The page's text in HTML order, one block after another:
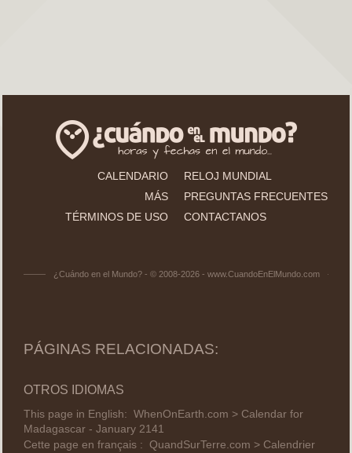
CALENDARIO
RELOJ MUNDIAL
MÁS
PREGUNTAS FRECUENTES
TÉRMINOS DE USO
CONTACTANOS
¿Cuándo en el Mundo? - © 2008-2026 - www.CuandoEnElMundo.com
PÁGINAS RELACIONADAS:
OTROS IDIOMAS
This page in English: WhenOnEarth.com > Calendar for
Madagascar - January 2141
Cette page en français : QuandSurTerre.com > Calendrier